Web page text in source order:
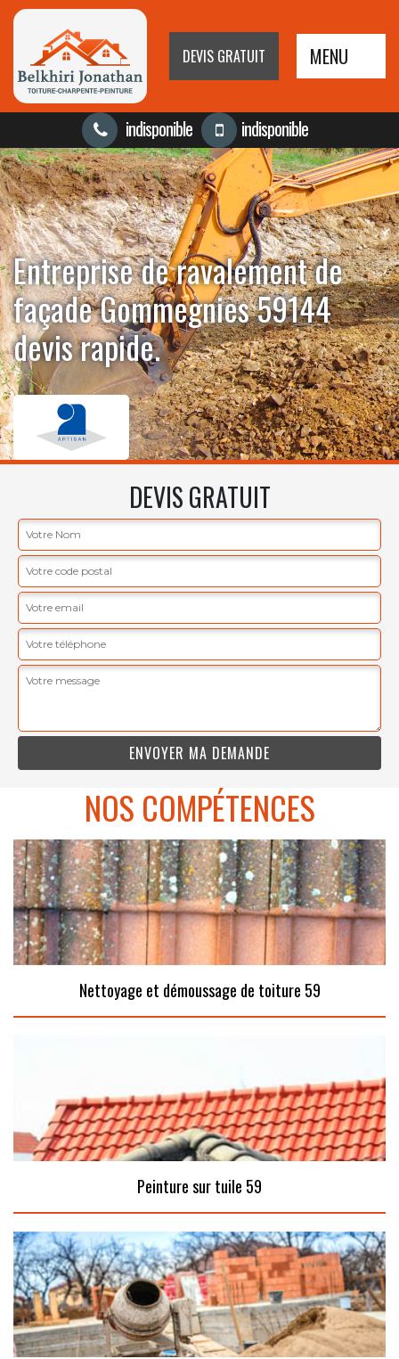
DEVIS GRATUIT MENU
indisponible indisponible
Entreprise de ravalement de
façade Gommegnies 59144
devis rapide.
DEVIS GRATUIT
NOS COMPÉTENCES
Nettoyage et démoussage de toiture 59
Peinture sur tuile 59